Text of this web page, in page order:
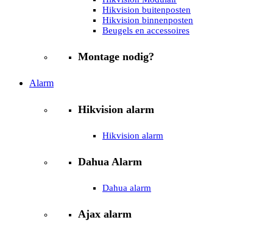
Hikvision buitenposten
Hikvision binnenposten
Beugels en accessoires
Montage nodig?
Alarm
Hikvision alarm
Hikvision alarm
Dahua Alarm
Dahua alarm
Ajax alarm